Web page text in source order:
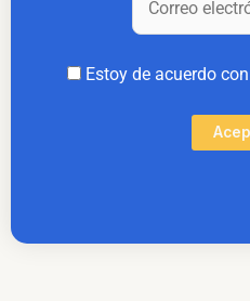
Estoy de acuerdo con